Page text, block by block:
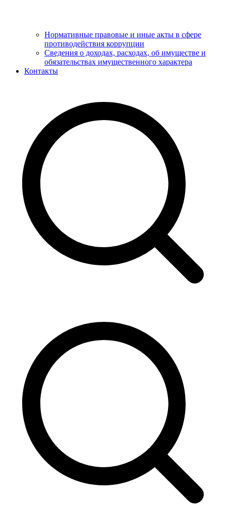
Нормативные правовые и иные акты в сфере
противодействия коррупции
Сведения о доходах, расходах, об имуществе и
обязательствах имущественного характера
Контакты